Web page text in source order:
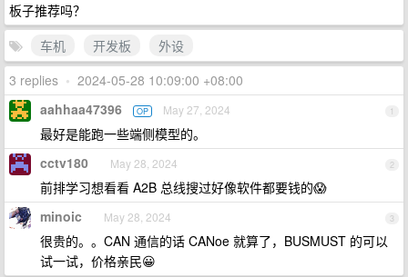
板子推荐吗？
车机
开发板
外设
3 replies • 2024-05-28 10:09:00 +08:00
1
aahhaa47396 OP May 27, 2024
最好是能跑一些端侧模型的。
2
cctv180 May 28, 2024
前排学习想看看 A2B 总线搜过好像软件都要钱的😱
3
minoic May 28, 2024
很贵的。。CAN 通信的话 CANoe 就算了，BUSMUST 的可以
试一试，价格亲民😀